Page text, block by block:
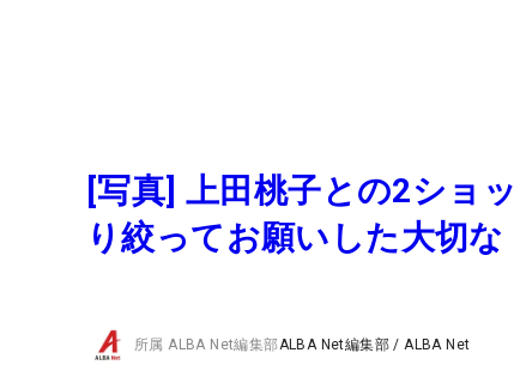
[写真] 上田桃子との2ショ
り絞ってお願いした大切な
所属ALBA Net編集部ALBA Net編集部 /ALBA Net